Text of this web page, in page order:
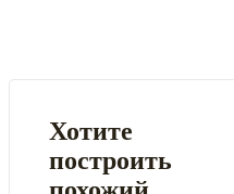
Хотите
построить